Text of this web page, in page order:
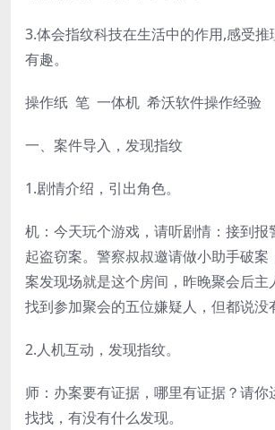
3.体会指纹科技在生活中的作用,感受
有趣。
操作纸 笔 一体机 希沃软件操作经验
一、案件导入，发现指纹
1.剧情介绍，引出角色。
机：今天玩个游戏，请听剧情：接到报
起盗窃案。警察叔叔邀请做小助手破案
案发现场就是这个房间，昨晚聚会后主
找到参加聚会的五位嫌疑人，但都说没
2.人机互动，发现指纹。
师：办案要有证据，哪里有证据？请你
找找，有没有什么发现。